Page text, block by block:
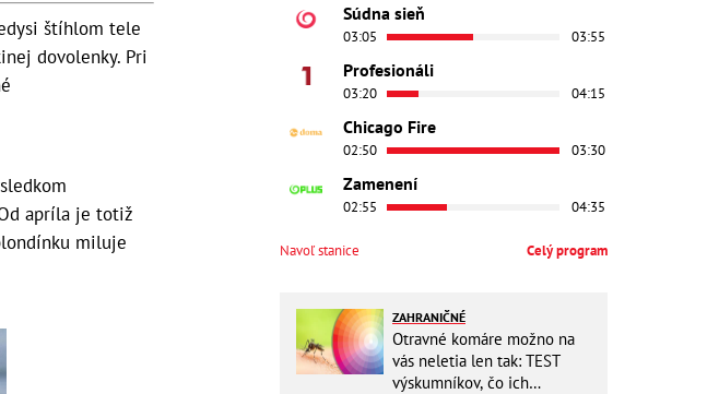
štíhlom tele
dovolenky. Pri
apríla je totiž
miluje
Súdna sieň
03:05 03:55
Profesionáli
03:20 04:15
Chicago Fire
02:50 03:30
Zamenení
02:55 04:35
Navoľ stanice Celý program
ZAHRANIČNÉ
Otravné komáre možno na
vás neletia len tak: TEST
výskumníkov, čo ich